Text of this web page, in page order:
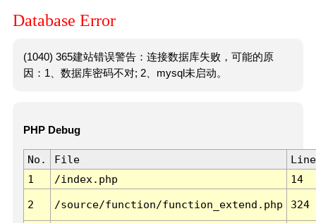
Database Error
(1040) 365建站错误警告：连接数据库失败，可能的原
因：1、数据库密码不对; 2、mysql未启动。
PHP Debug
No. File
Line
1
/index.php 14
2 /source/function/function_extend.php 324